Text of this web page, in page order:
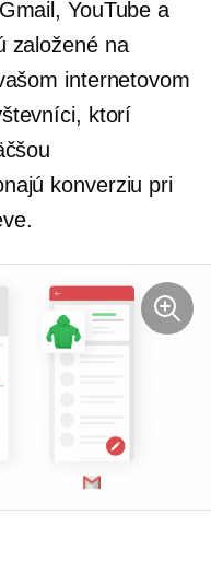
YouTube a
založené na
internetovom
ktorí
konverziu pri